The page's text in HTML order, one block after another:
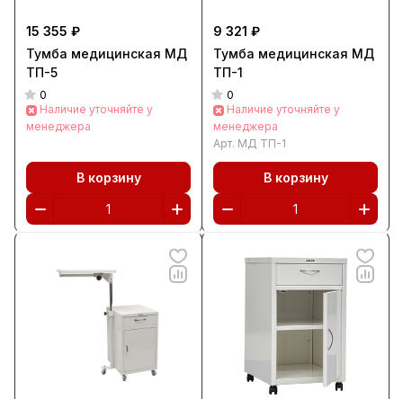
15 355 ₽
Тумба медицинская МД
ТП-5
0
Наличие уточняйте у
менеджера
В корзину
9 321 ₽
Тумба медицинская МД
ТП-1
0
Наличие уточняйте у
менеджера
Арт. МД ТП-1
В корзину